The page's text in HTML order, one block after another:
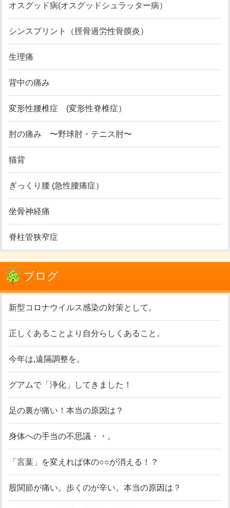
オスグッド病(オスグッドシュラッター病）
シンスプリント（脛骨過労性骨膜炎）
生理痛
背中の痛み
変形性腰椎症 (変形性脊椎症）
肘の痛み 〜野球肘・テニス肘〜
猫背
ぎっくり腰 (急性腰痛症）
坐骨神経痛
脊柱管狭窄症
ブログ
新型コロナウイルス感染の対策として。
正しくあることより自分らしくあること。
今年は,遠隔調整を。
グアムで「浄化」してきました！
足の裏が痛い！本当の原因は？
身体への手当の不思議・・。
「言葉」を変えれば体の○○が消える！？
股関節が痛い。歩くのが辛い。本当の原因は？